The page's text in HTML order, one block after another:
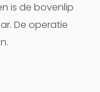
is de bovenlip
De operatie